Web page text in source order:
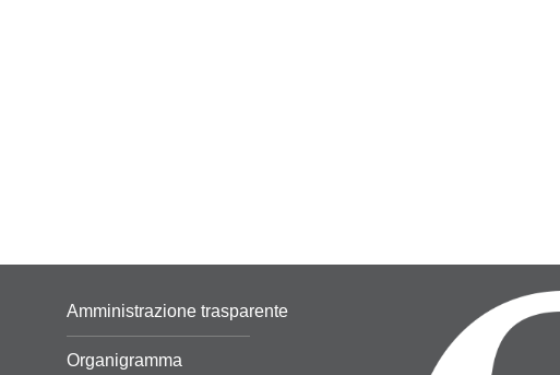
Amministrazione trasparente
Organigramma